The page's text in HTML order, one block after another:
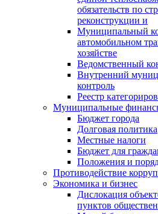
обязательств по
реконструкции и
Муниципальный
автомобильном
хозяйстве
Ведомственный
Внутренний
контроль
Реестр
Муниципальные
Бюджет города
Долговая политика
Местные налоги
Бюджет для
Положения и
Противодействие
Экономика и бизнес
Дислокация
пунктов